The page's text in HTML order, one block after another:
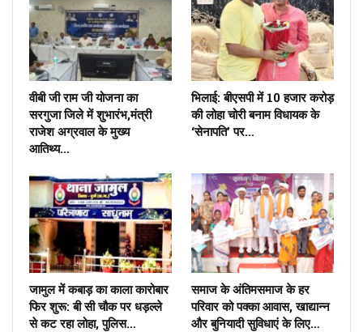
वीबी जी राम जी योजना का
सरगुजा जिले में शुभारंभ,मंत्री
राजेश अग्रवाल के मुख्य
आतिथ्य…
भिलाई: बीएसपी में 10 हजार करोड़
की लोहा चोरी बनाम विधायक के
‘सेनापति’ पर…
जामुल में कबाड़ का काला कारोबार
फिर शुरू: बी सी चौक पर धड़ल्ले
से कट रहा लोहा, पुलिस…
समाज के अंतिमसमाज के हर
परिवार को पक्का आवास, खाद्यान्न
और बुनियादी सुविधाएं के लिए…